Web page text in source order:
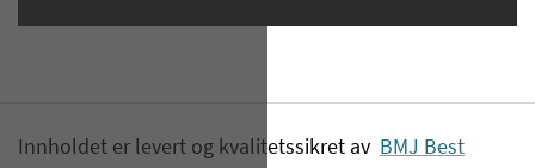
Innholdet er levert og kvalitetssikret av BMJ Best